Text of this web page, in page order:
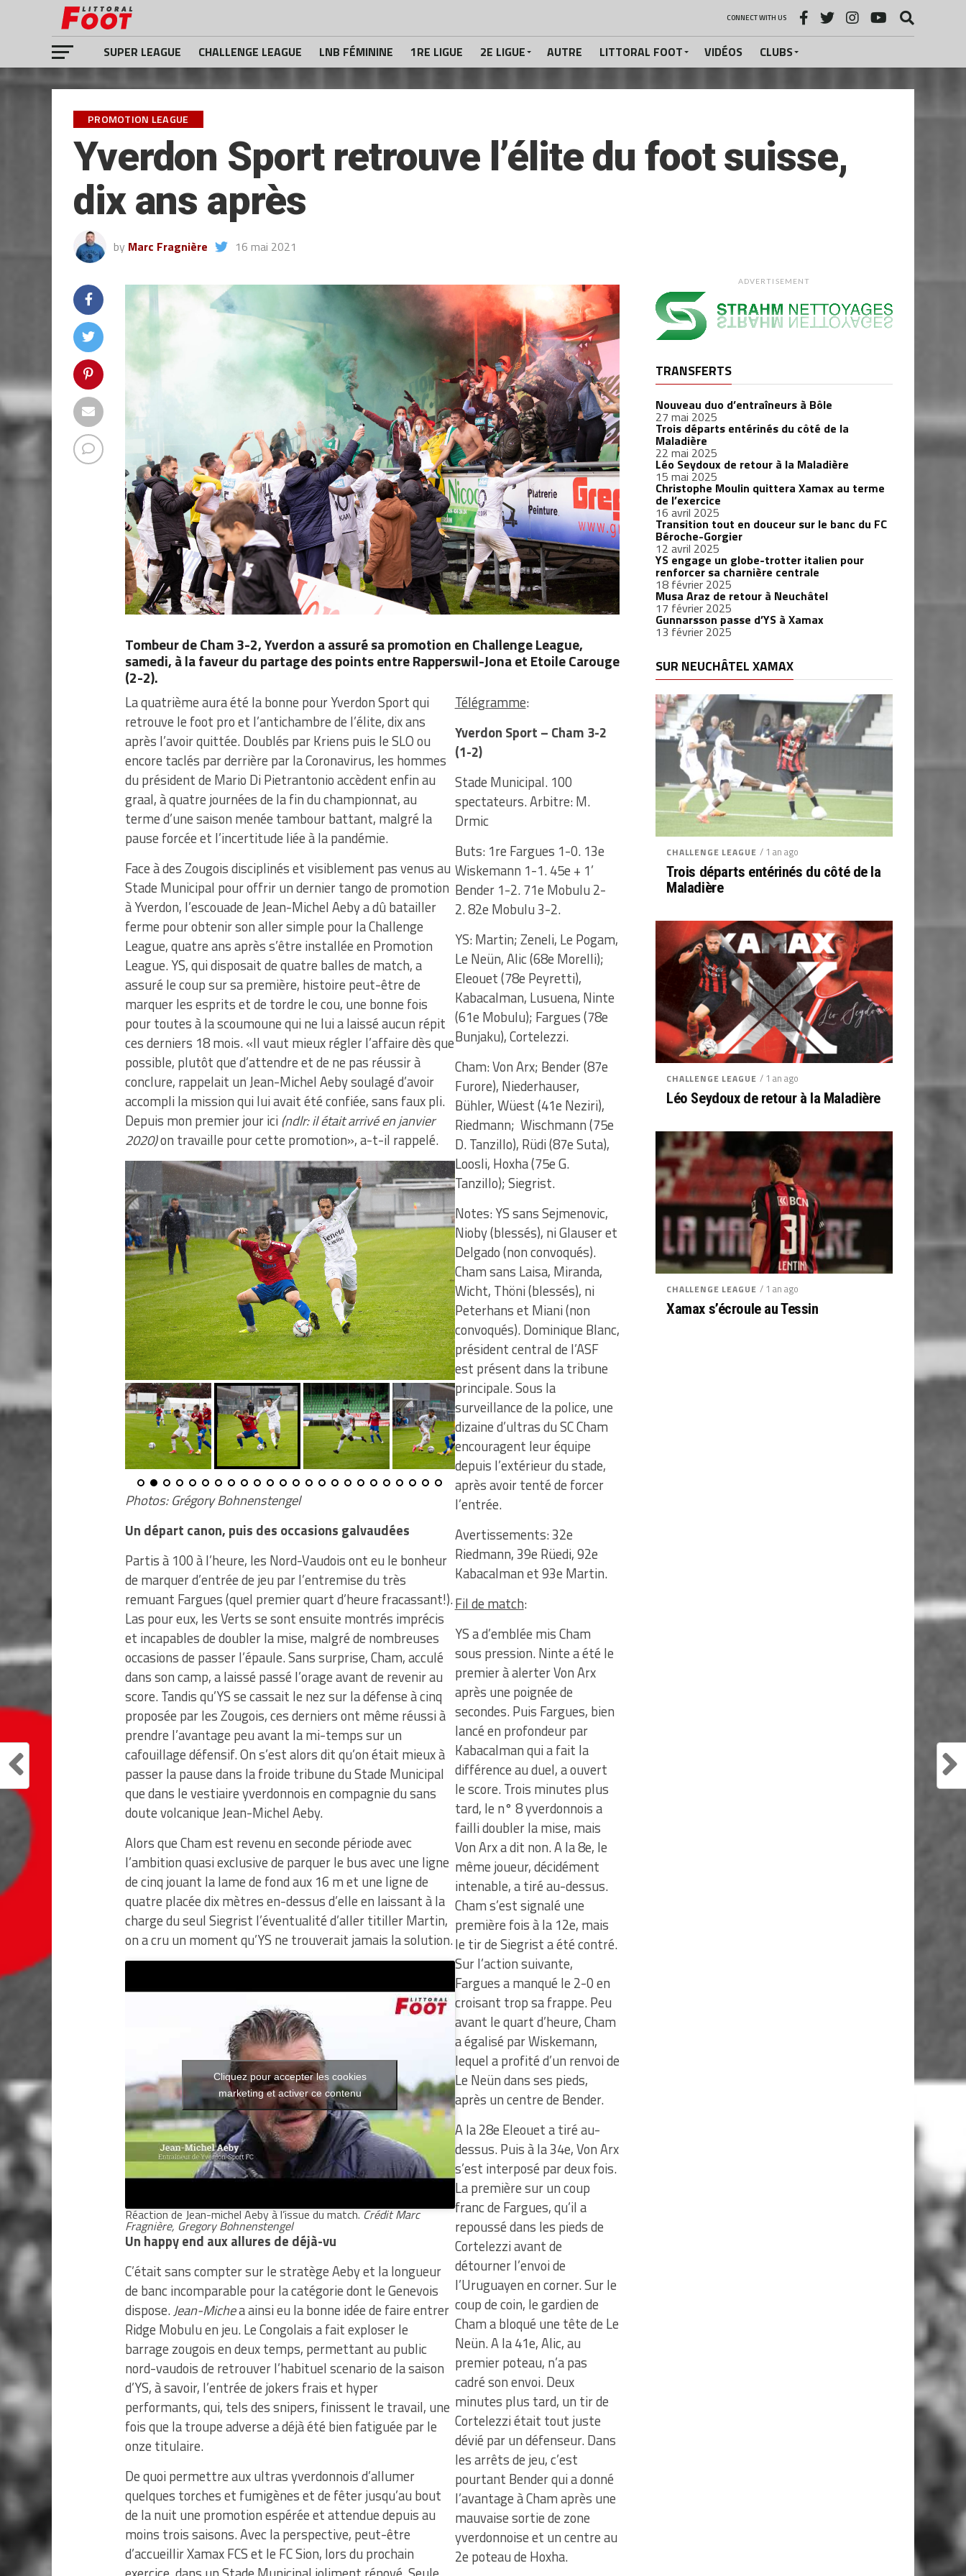
CONNECT WITH US
SUPER LEAGUE CHALLENGE LEAGUE LNB FÉMININE 1RE LIGUE 2E LIGUE AUTRE LITTORAL FOOT VIDÉOS CLUBS
PROMOTION LEAGUE
Yverdon Sport retrouve l’élite du foot suisse,
dix ans après
by Marc Fragnière 16 mai 2021
Tombeur de Cham 3-2, Yverdon a assuré sa promotion en Challenge League,
samedi, à la faveur du partage des points entre Rapperswil-Jona et Etoile Carouge
(2-2).
La quatrième aura été la bonne pour Yverdon Sport qui
retrouve le foot pro et l’antichambre de l’élite, dix ans
après l’avoir quittée. Doublés par Kriens puis le SLO ou
encore taclés par derrière par la Coronavirus, les hommes
du président de Mario Di Pietrantonio accèdent enfin au
graal, à quatre journées de la fin du championnat, au
terme d’une saison menée tambour battant, malgré la
pause forcée et l’incertitude liée à la pandémie.
Face à des Zougois disciplinés et visiblement pas venus au
Stade Municipal pour offrir un dernier tango de promotion
à Yverdon, l’escouade de Jean-Michel Aeby a dû batailler
ferme pour obtenir son aller simple pour la Challenge
League, quatre ans après s’être installée en Promotion
League. YS, qui disposait de quatre balles de match, a
assuré le coup sur sa première, histoire peut-être de
marquer les esprits et de tordre le cou, une bonne fois
pour toutes à la scoumoune qui ne lui a laissé aucun répit
ces derniers 18 mois. «Il vaut mieux régler l’affaire dès que
possible, plutôt que d’attendre et de ne pas réussir à
conclure, rappelait un Jean-Michel Aeby soulagé d’avoir
accompli la mission qui lui avait été confiée, sans faux pli.
Depuis mon premier jour ici (ndlr: il était arrivé en janvier
2020)on travaille pour cette promotion», a-t-il rappelé.
Photos: Grégory Bohnenstengel
Un départ canon, puis des occasions galvaudées
Partis à 100 à l’heure, les Nord-Vaudois ont eu le bonheur
de marquer d’entrée de jeu par l’entremise du très
remuant Fargues (quel premier quart d’heure fracassant!).
Las pour eux, les Verts se sont ensuite montrés imprécis
et incapables de doubler la mise, malgré de nombreuses
occasions de passer l’épaule. Sans surprise, Cham, acculé
dans son camp, a laissé passé l’orage avant de revenir au
score. Tandis qu’YS se cassait le nez sur la défense à cinq
proposée par les Zougois, ces derniers ont même réussi à
prendre l’avantage peu avant la mi-temps sur un
cafouillage défensif. On s’est alors dit qu’on était mieux à
passer la pause dans la froide tribune du Stade Municipal
que dans le vestiaire yverdonnois en compagnie du sans
doute volcanique Jean-Michel Aeby.
Alors que Cham est revenu en seconde période avec
l’ambition quasi exclusive de parquer le bus avec une ligne
de cinq jouant la lame de fond aux 16 m et une ligne de
quatre placée dix mètres en-dessus d’elle en laissant à la
charge du seul Siegrist l’éventualité d’aller titiller Martin,
on a cru un moment qu’YS ne trouverait jamais la solution.
Cliquez pour accepter les cookies
marketing et activer ce contenu
Réaction de Jean-michel Aeby à l’issue du match.Crédit Marc
Fragnière, Gregory Bohnenstengel
Un happy end aux allures de déjà-vu
C’était sans compter sur le stratège Aeby et la longueur
de banc incomparable pour la catégorie dont le Genevois
dispose.Jean-Michea ainsi eu la bonne idée de faire entrer
Ridge Mobulu en jeu. Le Congolais a fait exploser le
barrage zougois en deux temps, permettant au public
nord-vaudois de retrouver l’habituel scenario de la saison
d’YS, à savoir, l’entrée de jokers frais et hyper
performants, qui, tels des snipers, finissent le travail, une
fois que la troupe adverse a déjà été bien fatiguée par le
onze titulaire.
De quoi permettre aux ultras yverdonnois d’allumer
quelques torches et fumigènes et de fêter jusqu’au bout
de la nuit une promotion espérée et attendue depuis au
moins trois saisons. Avec la perspective, peut-être
d’accueillir Xamax FCS et le FC Sion, lors du prochain
Télégramme:
Yverdon Sport – Cham 3-2
(1-2)
Stade Municipal. 100
spectateurs. Arbitre: M.
Drmic
Buts: 1re Fargues 1-0. 13e
Wiskemann 1-1. 45e + 1’
Bender 1-2. 71e Mobulu 2-
2. 82e Mobulu 3-2.
YS: Martin; Zeneli, Le Pogam,
Le Neün, Alic (68e Morelli);
Eleouet (78e Peyretti),
Kabacalman, Lusuena, Ninte
(61e Mobulu); Fargues (78e
Bunjaku), Cortelezzi.
Cham: Von Arx; Bender (87e
Furore), Niederhauser,
Bühler, Wüest (41e Neziri),
Riedmann; Wischmann (75e
D. Tanzillo), Rüdi (87e Suta),
Loosli, Hoxha (75e G.
Tanzillo); Siegrist.
Notes: YS sans Sejmenovic,
Nioby (blessés), ni Glauser et
Delgado (non convoqués).
Cham sans Laisa, Miranda,
Wicht, Thöni (blessés), ni
Peterhans et Miani (non
convoqués). Dominique Blanc,
président central de l’ASF
est présent dans la tribune
principale. Sous la
surveillance de la police, une
dizaine d’ultras du SC Cham
encouragent leur équipe
depuis l’extérieur du stade,
après avoir tenté de forcer
l’entrée.
Avertissements: 32e
Riedmann, 39e Rüedi, 92e
Kabacalman et 93e Martin.
Fil de match:
YS a d’emblée mis Cham
sous pression. Ninte a été le
premier à alerter Von Arx
après une poignée de
secondes. Puis Fargues, bien
lancé en profondeur par
Kabacalman qui a fait la
différence au duel, a ouvert
le score. Trois minutes plus
tard, le n° 8 yverdonnois a
failli doubler la mise, mais
Von Arx a dit non. A la 8e, le
même joueur, décidément
intenable, a tiré au-dessus.
Cham s’est signalé une
première fois à la 12e, mais
le tir de Siegrist a été contré.
Sur l’action suivante,
Fargues a manqué le 2-0 en
croisant trop sa frappe. Peu
avant le quart d’heure, Cham
a égalisé par Wiskemann,
lequel a profité d’un renvoi de
Le Neün dans ses pieds,
après un centre de Bender.
A la 28e Eleouet a tiré au-
dessus. Puis à la 34e, Von Arx
s’est interposé par deux fois.
La première sur un coup
franc de Fargues, qu’il a
repoussé dans les pieds de
Cortelezzi avant de
détourner l’envoi de
l’Uruguayen en corner. Sur le
coup de coin, le gardien de
Cham a bloqué une tête de Le
Neün. A la 41e, Alic, au
premier poteau, n’a pas
cadré son envoi. Deux
minutes plus tard, un tir de
Cortelezzi était tout juste
dévié par un défenseur. Dans
les arrêts de jeu, c’est
pourtant Bender qui a donné
l’avantage à Cham après une
mauvaise sortie de zone
yverdonnoise et un centre au
2e poteau de Hoxha.
ADVERTISEMENT
TRANSFERTS
Nouveau duo d’entraîneurs à Bôle
27 mai 2025
Trois départs entérinés du côté de la
Maladière
22 mai 2025
Léo Seydoux de retour à la Maladière
15 mai 2025
Christophe Moulin quittera Xamax au terme
de l’exercice
16 avril 2025
Transition tout en douceur sur le banc du FC
Béroche-Gorgier
12 avril 2025
YS engage un globe-trotter italien pour
renforcer sa charnière centrale
18 février 2025
Musa Araz de retour à Neuchâtel
17 février 2025
Gunnarsson passe d’YS à Xamax
13 février 2025
SUR NEUCHÂTEL XAMAX
CHALLENGE LEAGUE / 1 an ago
Trois départs entérinés du côté de la
Maladière
CHALLENGE LEAGUE / 1 an ago
Léo Seydoux de retour à la Maladière
CHALLENGE LEAGUE / 1 an ago
Xamax s’écroule au Tessin